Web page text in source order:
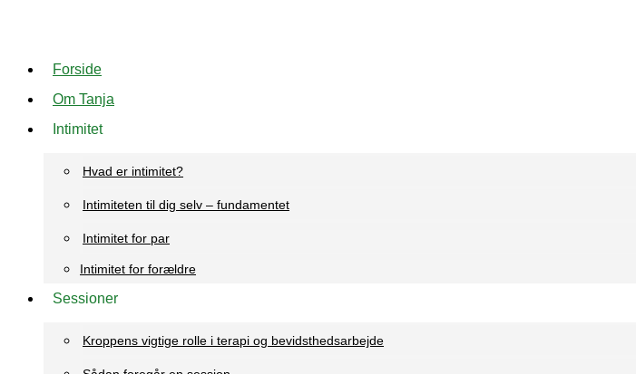
indhold
Forside
Om Tanja
Intimitet
Hvad er intimitet?
Intimiteten til dig selv – fundamentet
Intimitet for par
Intimitet for forældre
Sessioner
Kroppens vigtige rolle i terapi og bevidsthedsarbejde